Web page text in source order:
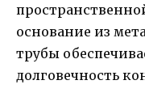
основание из
трубы
долговечность